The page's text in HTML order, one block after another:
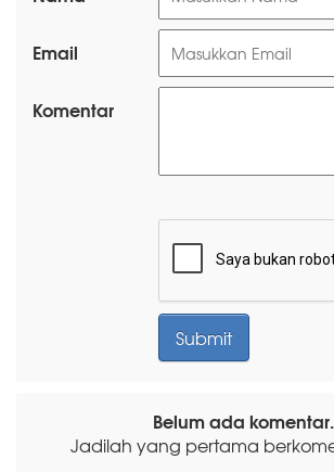
Email
Komentar
Belum ada komentar.
Jadilah yang pertama